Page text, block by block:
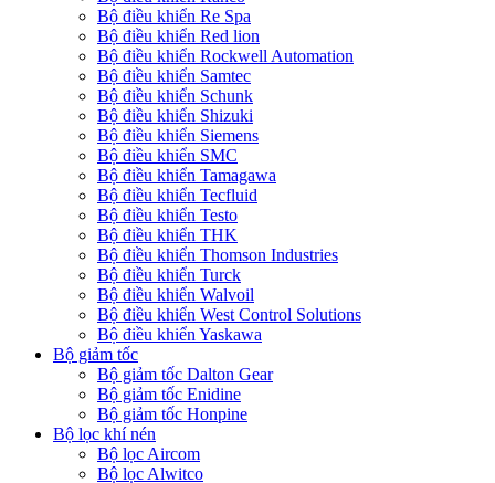
Bộ điều khiển Re Spa
Bộ điều khiển Red lion
Bộ điều khiển Rockwell Automation
Bộ điều khiển Samtec
Bộ điều khiển Schunk
Bộ điều khiển Shizuki
Bộ điều khiển Siemens
Bộ điều khiển SMC
Bộ điều khiển Tamagawa
Bộ điều khiển Tecfluid
Bộ điều khiển Testo
Bộ điều khiển THK
Bộ điều khiển Thomson Industries
Bộ điều khiển Turck
Bộ điều khiển Walvoil
Bộ điều khiển West Control Solutions
Bộ điều khiển Yaskawa
Bộ giảm tốc
Bộ giảm tốc Dalton Gear
Bộ giảm tốc Enidine
Bộ giảm tốc Honpine
Bộ lọc khí nén
Bộ lọc Aircom
Bộ lọc Alwitco